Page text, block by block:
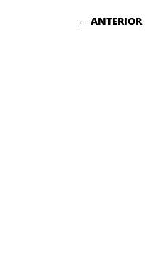
← ANTERIOR